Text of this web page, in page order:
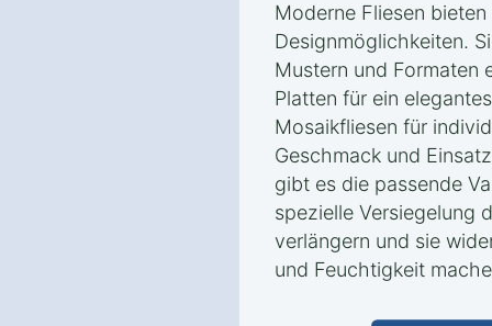
Moderne Fliesen
Designmöglichkeiten.
Mustern und Formaten
Platten für ein
Mosaikfliesen für
Geschmack und
gibt es die passende
spezielle Versiegelung
verlängern und sie
und Feuchtigkeit